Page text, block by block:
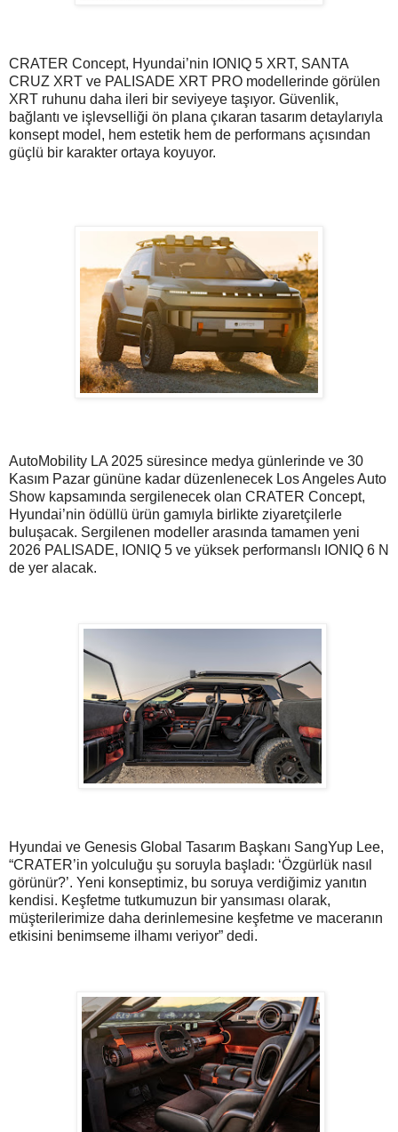
CRATER Concept, Hyundai’nin IONIQ 5 XRT, SANTA
CRUZ XRT ve PALISADE XRT PRO modellerinde görülen
XRT ruhunu daha ileri bir seviyeye taşıyor. Güvenlik,
bağlantı ve işlevselliği ön plana çıkaran tasarım detaylarıyla
konsept model, hem estetik hem de performans açısından
güçlü bir karakter ortaya koyuyor.
AutoMobility LA 2025 süresince medya günlerinde ve 30
Kasım Pazar gününe kadar düzenlenecek Los Angeles Auto
Show kapsamında sergilenecek olan CRATER Concept,
Hyundai’nin ödüllü ürün gamıyla birlikte ziyaretçilerle
buluşacak. Sergilenen modeller arasında tamamen yeni
2026 PALISADE, IONIQ 5 ve yüksek performanslı IONIQ 6 N
de yer alacak.
Hyundai ve Genesis Global Tasarım Başkanı SangYup Lee,
“CRATER’in yolculuğu şu soruyla başladı: ‘Özgürlük nasıl
görünür?’. Yeni konseptimiz, bu soruya verdiğimiz yanıtın
kendisi. Keşfetme tutkumuzun bir yansıması olarak,
müşterilerimize daha derinlemesine keşfetme ve maceranın
etkisini benimseme ilhamı veriyor” dedi.